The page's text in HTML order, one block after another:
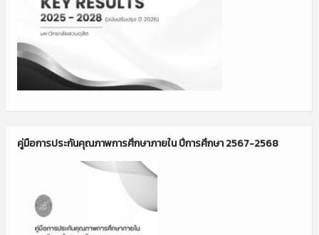
คู่มือการประกันคุณภาพการศึกษาภายใน ปีการศึกษา 2567-2568